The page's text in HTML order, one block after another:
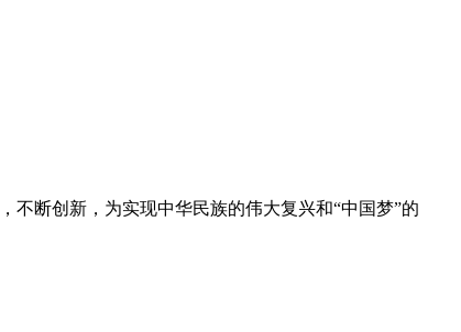
不断创新，为实现中华民族的伟大复兴和“中国梦”的